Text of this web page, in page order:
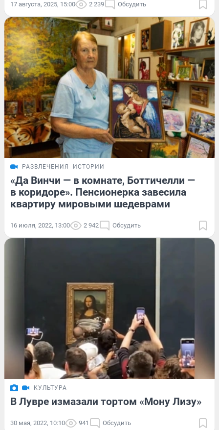
17 августа, 2025, 15:00 2 239 Обсудить
РАЗВЛЕЧЕНИЯ ИСТОРИИ
«Да Винчи — в комнате, Боттичелли —
в коридоре». Пенсионерка завесила
квартиру мировыми шедеврами
16 июля, 2022, 13:00 2 942 Обсудить
КУЛЬТУРА
В Лувре измазали тортом «Мону Лизу»
30 мая, 2022, 10:10 941 Обсудить